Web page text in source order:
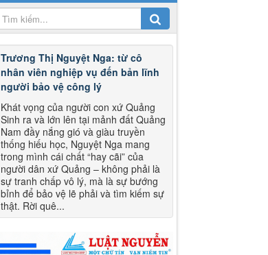
Trương Thị Nguyệt Nga: từ cô
nhân viên nghiệp vụ đến bản lĩnh
người bảo vệ công lý
Khát vọng của người con xứ Quảng
Sinh ra và lớn lên tại mảnh đất Quảng
Nam đầy nắng gió và giàu truyền
thống hiếu học, Nguyệt Nga mang
trong mình cái chất “hay cãi” của
người dân xứ Quảng – không phải là
sự tranh chấp vô lý, mà là sự bướng
bỉnh để bảo vệ lẽ phải và tìm kiếm sự
thật. Rời quê...